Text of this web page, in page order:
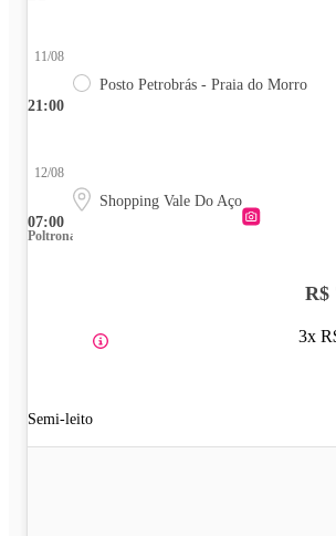
21:00
11/08
Posto Petrobrás - Praia do Morro
07:00
12/08
Shopping Vale Do Aço
Poltrona
Semi-leito
R$
3x